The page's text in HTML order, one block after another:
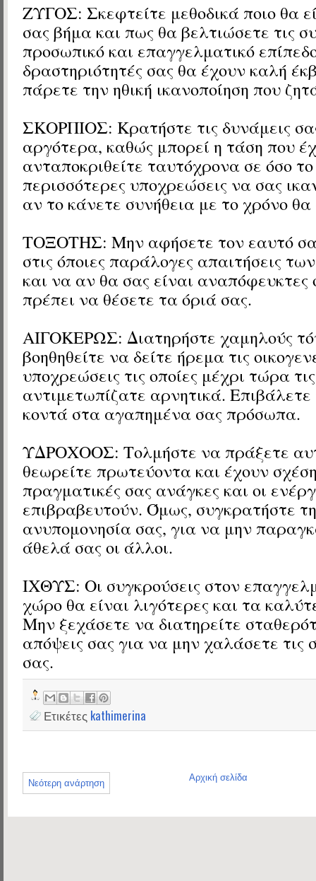
ΖΥΓΟΣ: Σκεφτείτε μεθοδικά ποιο θα
σας βήμα και πως θα βελτιώσετε τις
προσωπικό και επαγγελματικό
δραστηριότητές σας θα έχουν καλή
πάρετε την ηθική ικανοποίηση που
ΣΚΟΡΠΙΟΣ: Κρατήστε τις δυνάμεις
αργότερα, καθώς μπορεί η τάση που
ανταποκριθείτε ταυτόχρονα σε όσο
περισσότερες υποχρεώσεις να σας
αν το κάνετε συνήθεια με το χρόνο
ΤΟΞΟΤΗΣ: Μην αφήσετε τον εαυτό
στις όποιες παράλογες απαιτήσεις
και να αν θα σας είναι αναπόφευκτες
πρέπει να θέσετε τα όριά σας.
ΑΙΓΟΚΕΡΩΣ: Διατηρήστε χαμηλούς
βοηθηθείτε να δείτε ήρεμα τις
υποχρεώσεις τις οποίες μέχρι τώρα τις
αντιμετωπίζατε αρνητικά.
κοντά στα αγαπημένα σας πρόσωπα.
ΥΔΡΟΧΟΟΣ: Τολμήστε να πράξετε
θεωρείτε πρωτεύοντα και έχουν
πραγματικές σας ανάγκες και οι
επιβραβευτούν. Όμως, συγκρατήστε
ανυπομονησία σας, για να μην
άθελά σας οι άλλοι.
ΙΧΘΥΣ: Οι συγκρούσεις στον
χώρο θα είναι λιγότερες και τα
Μην ξεχάσετε να διατηρείτε
απόψεις σας για να μην χαλάσετε τις
σας.
Ετικέτες kathimerina
Νεότερη ανάρτηση
Αρχική σελίδα